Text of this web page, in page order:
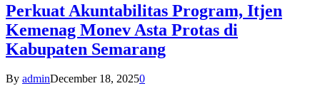
Perkuat Akuntabilitas Program, Itjen
Kemenag Monev Asta Protas di
Kabupaten Semarang
By adminDecember 18, 20250